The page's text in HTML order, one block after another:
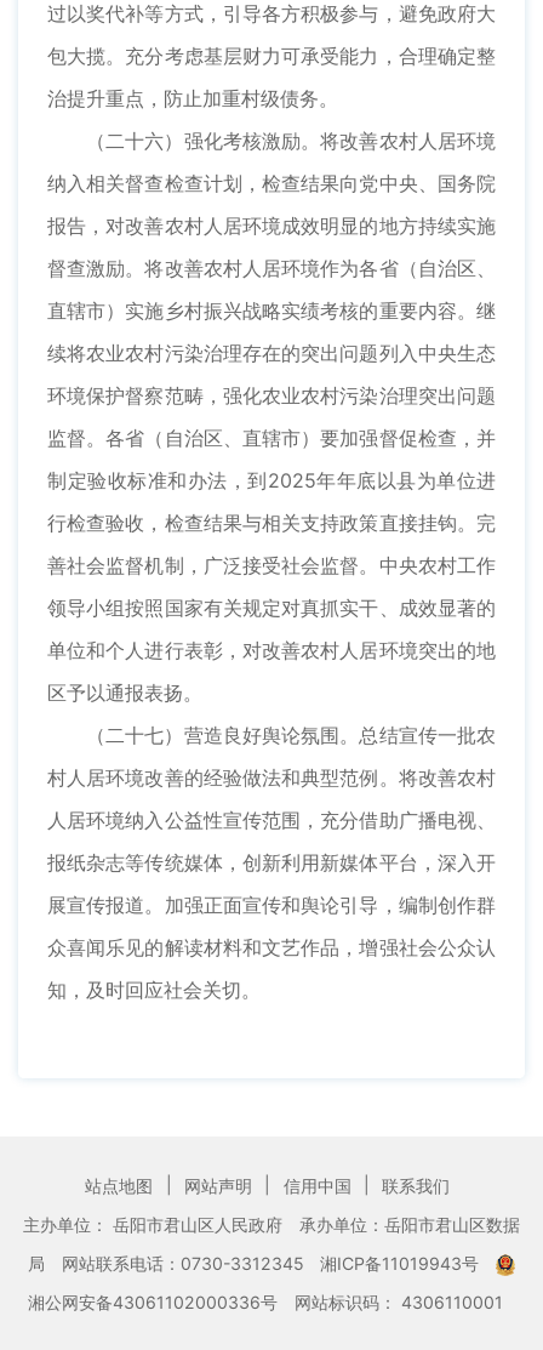
过以奖代补等方式，引导各方积极参与，避免政府大
包大揽。充分考虑基层财力可承受能力，合理确定整
治提升重点，防止加重村级债务。
（二十六）强化考核激励。将改善农村人居环境
纳入相关督查检查计划，检查结果向党中央、国务院
报告，对改善农村人居环境成效明显的地方持续实施
督查激励。将改善农村人居环境作为各省（自治区、
直辖市）实施乡村振兴战略实绩考核的重要内容。继
续将农业农村污染治理存在的突出问题列入中央生态
环境保护督察范畴，强化农业农村污染治理突出问题
监督。各省（自治区、直辖市）要加强督促检查，并
制定验收标准和办法，到2025年年底以县为单位进
行检查验收，检查结果与相关支持政策直接挂钩。完
善社会监督机制，广泛接受社会监督。中央农村工作
领导小组按照国家有关规定对真抓实干、成效显著的
单位和个人进行表彰，对改善农村人居环境突出的地
区予以通报表扬。
（二十七）营造良好舆论氛围。总结宣传一批农
村人居环境改善的经验做法和典型范例。将改善农村
人居环境纳入公益性宣传范围，充分借助广播电视、
报纸杂志等传统媒体，创新利用新媒体平台，深入开
展宣传报道。加强正面宣传和舆论引导，编制创作群
众喜闻乐见的解读材料和文艺作品，增强社会公众认
知，及时回应社会关切。
站点地图 网站声明 信用中国
联系我们
主办单位： 岳阳市君山区人民政府
承办单位：岳阳市君山区数据
局
网站联系电话：0730-3312345
湘ICP备11019943号
湘公网安备43061102000336号
网站标识码： 4306110001